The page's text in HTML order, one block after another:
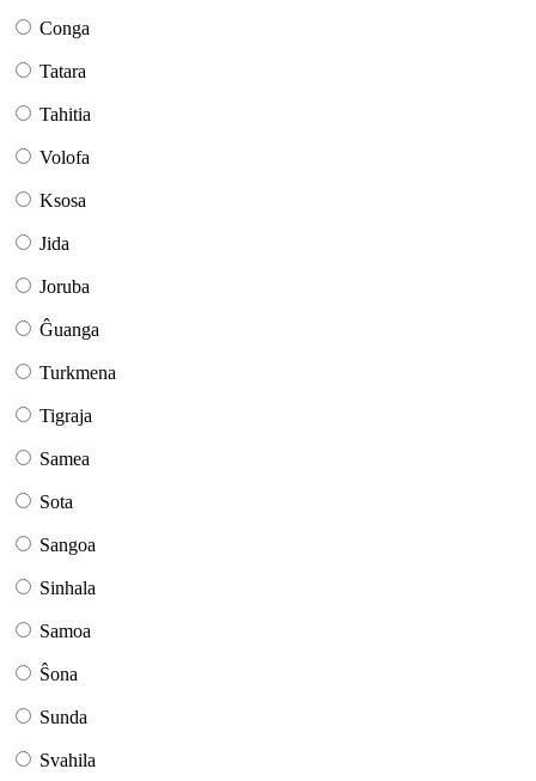
Conga
Tatara
Tahitia
Volofa
Ksosa
Jida
Joruba
Ĝuanga
Turkmena
Tigraja
Samea
Sota
Sangoa
Sinhala
Samoa
Ŝona
Sunda
Svahila